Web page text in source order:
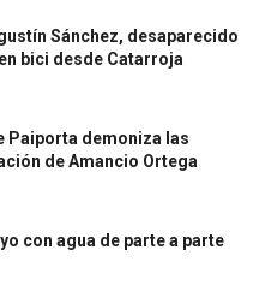
Sánchez, desaparecido
bici desde Catarroja
Paiporta demoniza las
de Amancio Ortega
con agua de parte a parte